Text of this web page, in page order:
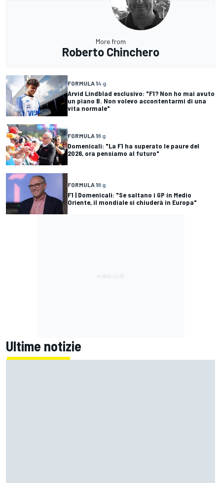
More from
Roberto Chinchero
FORMULA 14 g
Arvid Lindblad esclusivo: "F1? Non ho mai avuto
un piano B. Non volevo accontentarmi di una
vita normale"
FORMULA 18 g
Domenicali: "La F1 ha superato le paure del
2026, ora pensiamo al futuro"
FORMULA 18 g
F1 | Domenicali: "Se saltano i GP in Medio
Oriente, il mondiale si chiuderà in Europa"
Ultime notizie